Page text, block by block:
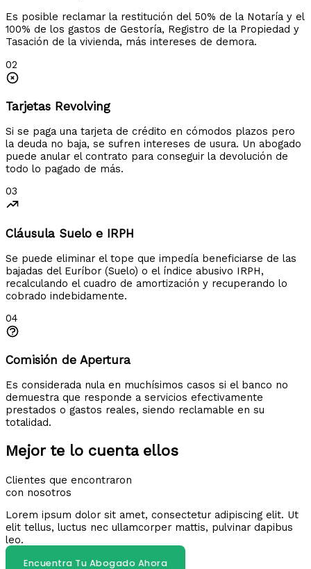
Es posible reclamar la restitución del 50% de la Notaría y el
100% de los gastos de Gestoría, Registro de la Propiedad y
Tasación de la vivienda, más intereses de demora.
02
Tarjetas Revolving
Si se paga una tarjeta de crédito en cómodos plazos pero
la deuda no baja, se sufren intereses de usura. Un abogado
puede anular el contrato para conseguir la devolución de
todo lo pagado de más.
03
Cláusula Suelo e IRPH
Se puede eliminar el tope que impedía beneficiarse de las
bajadas del Euríbor (Suelo) o el índice abusivo IRPH,
recalculando el cuadro de amortización y recuperando lo
cobrado indebidamente.
04
Comisión de Apertura
Es considerada nula en muchísimos casos si el banco no
demuestra que responde a servicios efectivamente
prestados o gastos reales, siendo reclamable en su
totalidad.
Mejor te lo cuenta ellos
Clientes que encontraron
con nosotros
Lorem ipsum dolor sit amet, consectetur adipiscing elit. Ut
elit tellus, luctus nec ullamcorper mattis, pulvinar dapibus
leo.
Encuentra Tu Abogado Ahora